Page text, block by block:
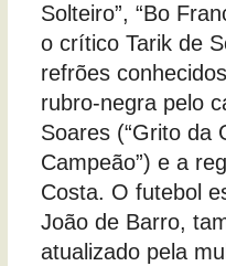
Solteiro”, “Bo
o crítico Tarik de
refrões
rubro-negra pelo
Soares (“Grito da
Campeão”) e a
Costa. O futebol
João de Barro,
atualizado pela